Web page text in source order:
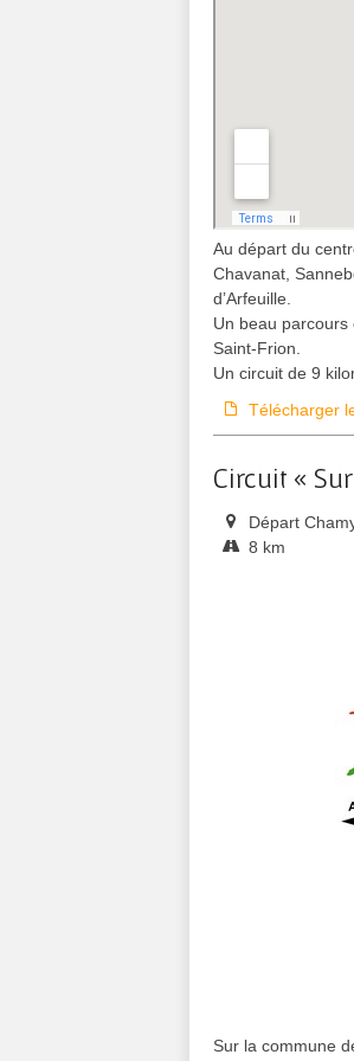
Au départ du
Chavanat,
d’Arfeuille.
Un beau
Saint-Frion.
Un circuit de 9
Télécharger
Circuit «
Départ
8 km
Sur la commune